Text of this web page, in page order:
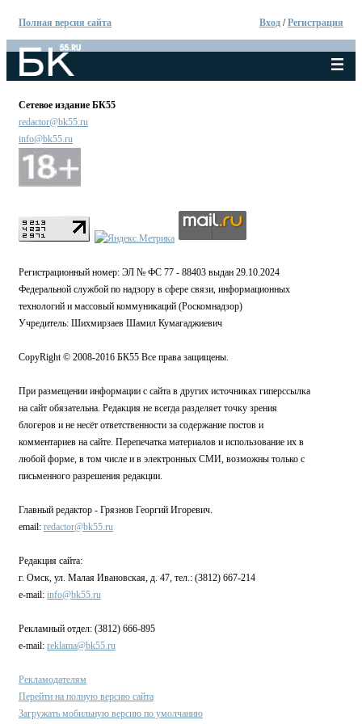
Полная версия сайта Вход /Регистрация
Сетевое издание БК55
redactor@bk55.ru
info@bk55.ru
Регистрационный номер: ЭЛ № ФС 77 - 88403 выдан 29.10.2024
Федеральной службой по надзору в сфере связи, информационных
технологий и массовый коммуникаций (Роскомнадзор)
Учредитель: Шихмирзаев Шамил Кумагаджиевич
CopyRight © 2008-2016 БК55 Все права защищены.
При размещении информации с сайта в других источниках гиперссылка
на сайт обязательна. Редакция не всегда разделяет точку зрения
блогеров и не несёт ответственности за содержание постов и
комментариев на сайте. Перепечатка материалов и использование их в
любой форме, в том числе и в электронных СМИ, возможны только с
письменного разрешения редакции.
Главный редактор - Грязнов Георгий Игоревич.
email: redactor@bk55.ru
Редакция сайта:
г. Омск, ул. Малая Ивановская, д. 47, тел.: (3812) 667-214
e-mail: info@bk55.ru
Рекламный отдел: (3812) 666-895
e-mail: reklama@bk55.ru
Рекламодателям
Перейти на полную версию сайта
Загружать мобильную версию по умолчанию